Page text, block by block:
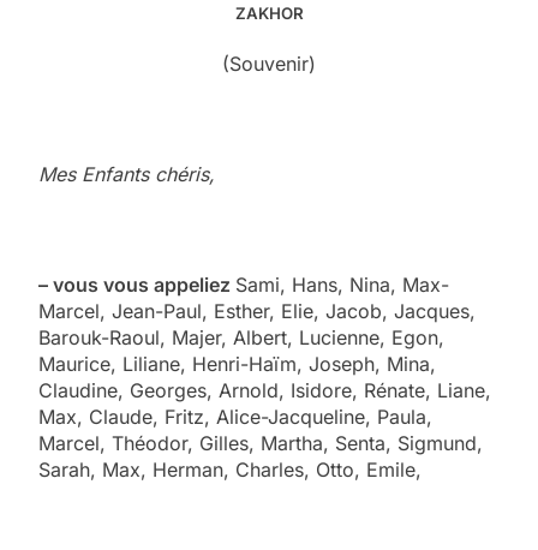
ZAKHOR
(Souvenir)
Mes Enfants chéris,
– vous vous appeliez Sami, Hans, Nina, Max-
Marcel, Jean-Paul, Esther, Elie, Jacob, Jacques,
Barouk-Raoul, Majer, Albert, Lucienne, Egon,
Maurice, Liliane, Henri-Haïm, Joseph, Mina,
Claudine, Georges, Arnold, Isidore, Rénate, Liane,
Max, Claude, Fritz, Alice-Jacqueline, Paula,
Marcel, Théodor, Gilles, Martha, Senta, Sigmund,
Sarah, Max, Herman, Charles, Otto, Emile,